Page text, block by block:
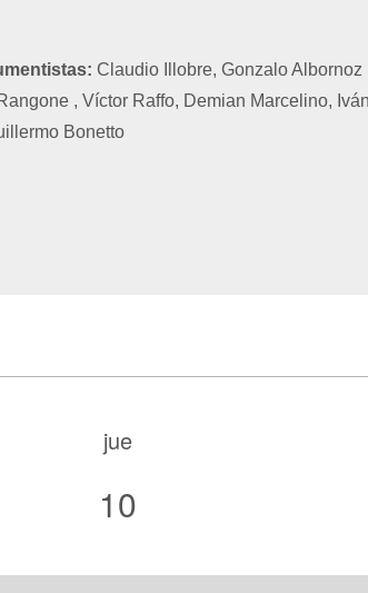
Claudio Illobre, Gonzalo Albornoz
, Víctor Raffo, Demian Marcelino, Iván
Bonetto
jue
10